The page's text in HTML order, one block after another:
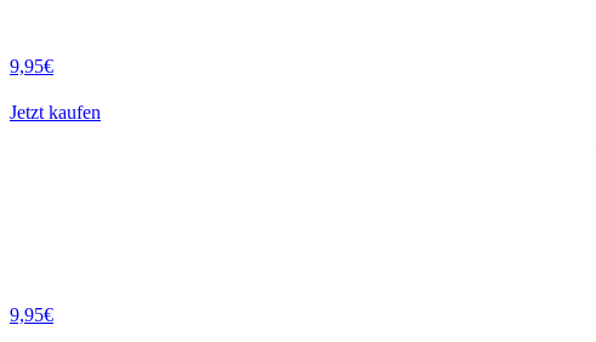
9,95€
Jetzt kaufen
9,95€